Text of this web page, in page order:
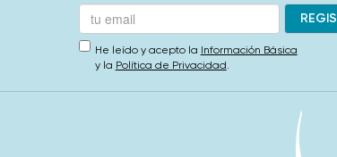
He leído y acepto la Información Básica
y la Política de Privacidad.